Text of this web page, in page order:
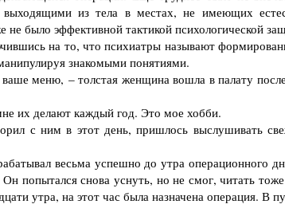
из тела в местах, не имеющих
было эффективной тактикой психологической
на то, что психиатры называют
знакомыми понятиями.
меню, – толстая женщина вошла в палату
их делают каждый год. Это мое хобби.
с ним в этот день, пришлось выслушивать
весьма успешно до утра операционного
попытался снова уснуть, но не смог, читать
утра, на этот час была назначена операция. В